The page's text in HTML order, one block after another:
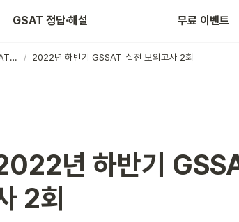
GSAT 정답·해설 무료 이벤트
2022년 하반기 삼성 GSAT 정답·해설 / 2022년 하반기 GSSAT_실전 모의고사 2회
2022년 상반기
년 하반기
2회